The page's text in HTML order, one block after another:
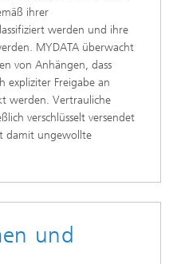
ihrer
werden und ihre
MYDATA überwacht
von Anhängen, dass
expliziter Freigabe an
werden. Vertrauliche
verschlüsselt versendet
damit ungewollte
und